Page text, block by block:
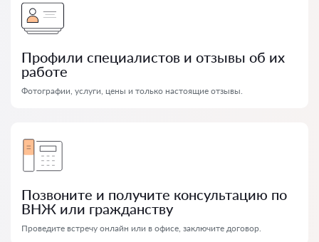
Профили специалистов и отзывы об их
работе
Фотографии, услуги, цены и только настоящие отзывы.
Позвоните и получите консультацию по
ВНЖ или гражданству
Проведите встречу онлайн или в офисе, заключите договор.